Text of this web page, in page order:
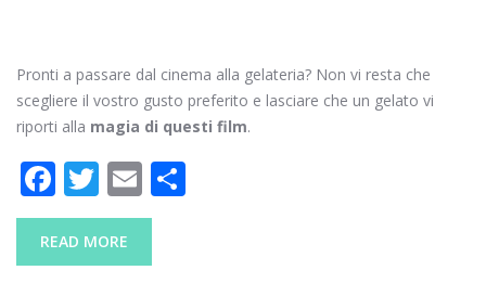
Pronti a passare dal cinema alla gelateria? Non vi resta che
scegliere il vostro gusto preferito e lasciare che un gelato vi
riporti alla magia di questi film.
F
ac
e
T
w
itt
E
m
READ MORE